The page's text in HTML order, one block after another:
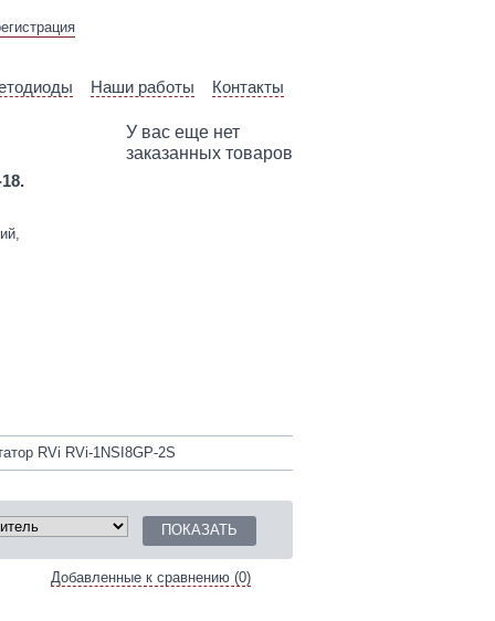
Наши работы Контакты
У вас еще нет
заказанных товаров
RVi RVi-1NSI8GP-2S
Добавленные к сравнению (0)